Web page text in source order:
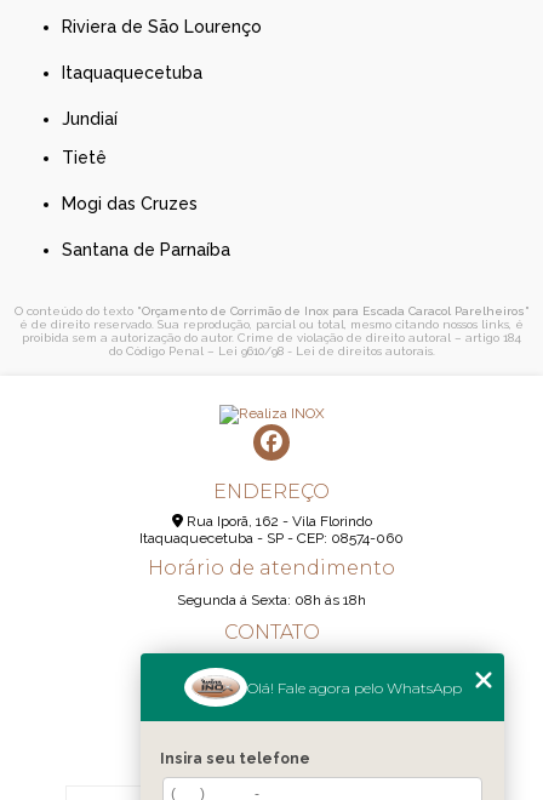
Riviera de São Lourenço
Itaquaquecetuba
Jundiaí
Tietê
Mogi das Cruzes
Santana de Parnaíba
O conteúdo do texto "Orçamento de Corrimão de Inox para Escada Caracol Parelheiros"
é de direito reservado. Sua reprodução, parcial ou total, mesmo citando nossos links, é
proibida sem a autorização do autor. Crime de violação de direito autoral – artigo 184
do Código Penal – Lei 9610/98 - Lei de direitos autorais.
ENDEREÇO
Rua Iporã, 162 - Vila Florindo
Itaquaquecetuba - SP - CEP: 08574-060
Horário de atendimento
Segunda á Sexta: 08h ás 18h
CONTATO
(11) 98189-1344
MENU
Olá! Fale agora pelo WhatsApp
Insira seu telefone